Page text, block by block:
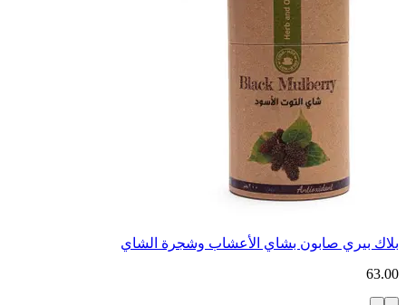
بلاك بيري صابون بشاي الأعشاب وشجرة الشاي
63.00